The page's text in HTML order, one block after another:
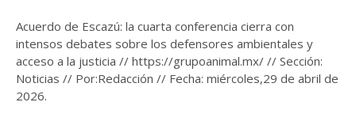
Acuerdo de Escazú: la cuarta conferencia cierra con
intensos debates sobre los defensores ambientales y
acceso a la justicia // https://grupoanimal.mx/ // Sección:
Noticias // Por:Redacción // Fecha: miércoles,29 de abril de
2026.